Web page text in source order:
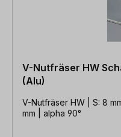
V-Nutfräser HW
(Alu)
V-Nutfräser HW | S: 8
mm | alpha 90°